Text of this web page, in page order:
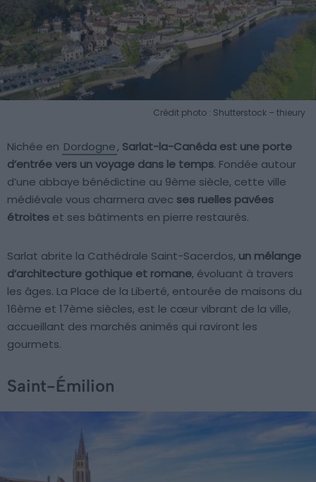
Crédit photo : Shutterstock – thieury
Nichée en Dordogne, Sarlat-la-Canéda est une porte
d’entrée vers un voyage dans le temps. Fondée autour
d’une abbaye bénédictine au 9ème siècle, cette ville
médiévale vous charmera avec ses ruelles pavées
étroites et ses bâtiments en pierre restaurés.
Sarlat abrite la Cathédrale Saint-Sacerdos, un mélange
d’architecture gothique et romane, évoluant à travers
les âges. La Place de la Liberté, entourée de maisons du
16ème et 17ème siècles, est le cœur vibrant de la ville,
accueillant des marchés animés qui raviront les
gourmets.
Saint-Émilion